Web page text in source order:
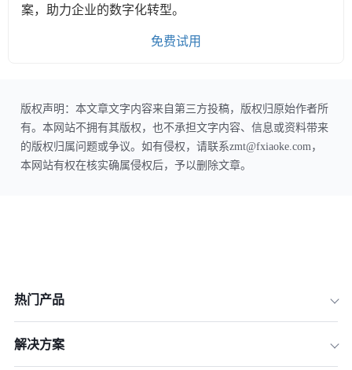
案，助力企业的数字化转型。
免费试用
版权声明：本文章文字内容来自第三方投稿，版权归原始作者所
有。本网站不拥有其版权，也不承担文字内容、信息或资料带来
的版权归属问题或争议。如有侵权，请联系zmt@fxiaoke.com，
本网站有权在核实确属侵权后，予以删除文章。
热门产品
解决方案